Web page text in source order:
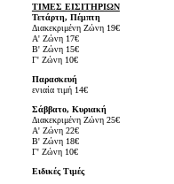
ΤΙΜΕΣ ΕΙΣΙΤΗΡΙΩΝ
Τετάρτη, Πέμπτη
Διακεκριμένη Ζώνη 19€
Α' Ζώνη 17€
Β' Ζώνη 15€
Γ' Ζώνη 10€
Παρασκευή
ενιαία τιμή 14€
Σάββατο, Κυριακή
Διακεκριμένη Ζώνη 25€
Α' Ζώνη 22€
Β' Ζώνη 18€
Γ' Ζώνη 10€
Ειδικές Τιμές